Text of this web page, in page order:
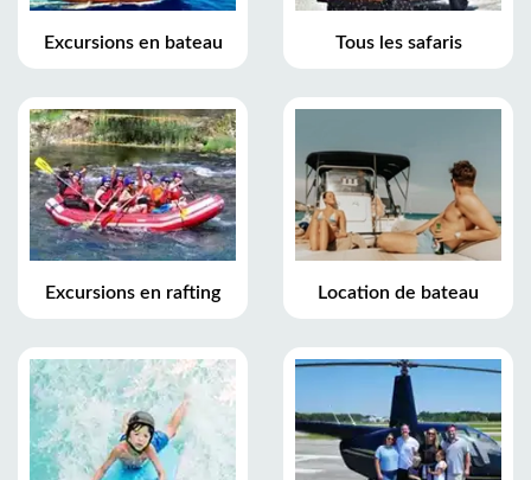
Excursions en bateau Tous les safaris
Excursions en rafting Location de bateau